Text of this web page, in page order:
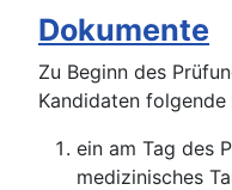
Dokumente
Zu Beginn des
Kandidaten
ein am Tag des
medizinisches